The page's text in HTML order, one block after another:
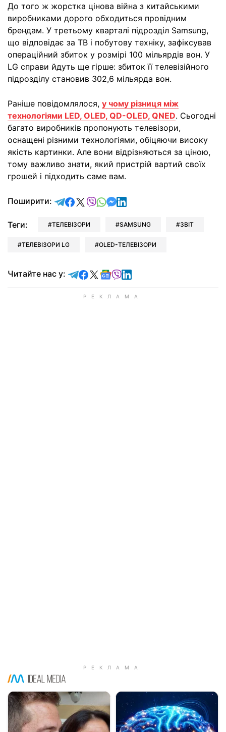
До того ж жорстка цінова війна з китайськими
виробниками дорого обходиться провідним
брендам. У третьому кварталі підрозділ Samsung,
що відповідає за ТВ і побутову техніку, зафіксував
операційний збиток у розмірі 100 мільярдів вон. У
LG справи йдуть ще гірше: збиток її телевізійного
підрозділу становив 302,6 мільярда вон.
Раніше повідомлялося, у чому різниця між
технологіями LED, OLED, QD-OLED, QNED. Сьогодні
багато виробників пропонують телевізори,
оснащені різними технологіями, обіцяючи високу
якість картинки. Але вони відрізняються за ціною,
тому важливо знати, який пристрій вартий своїх
грошей і підходить саме вам.
Поширити: відправити у Telegram
поділитись у Facebook
поділитись у X
відправити у Viber
відправити у Whatsapp
відправити у Messenger
відправити у LinkedIn
Теги: ТЕЛЕВІЗОРИ SAMSUNG ЗВІТ
ТЕЛЕВІЗОРИ LG OLED-ТЕЛЕВІЗОРИ
Читайте нас у: Читайте у Telegram
Читайте у Facebook
Читайте у X
Читайте у Google news
Читайте у Viber
Читайте у LinkedIn